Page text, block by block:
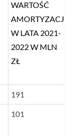
WARTOŚĆ
AMORTYZACJI
W LATA 2021-
2022 W MLN
ZŁ
191
101